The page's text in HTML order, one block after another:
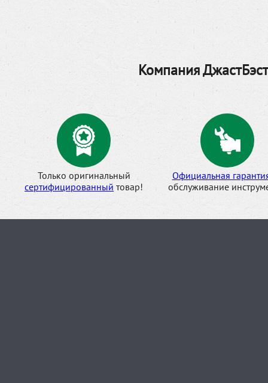
Компания
Только оригинальный
сертифицированный товар!
Официальная
обслуживание